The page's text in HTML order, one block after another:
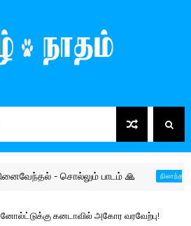
- சொல்லும் பாடம் 🙏 நிலாந்தன்
கனடாவில் அகோர வரவேற்பு!